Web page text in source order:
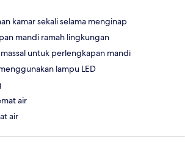
kamar sekali selama menginap
mandi ramah lingkungan
untuk perlengkapan mandi
lampu LED
air
air